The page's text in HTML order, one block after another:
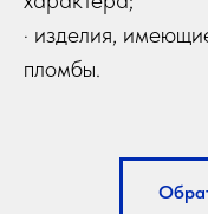
· изделия,
пломбы.